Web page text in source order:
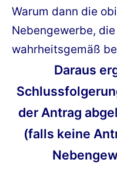
Warum dann die
Nebengewerbe,
wahrheitsgemäß
Daraus
der Antrag
(falls keine